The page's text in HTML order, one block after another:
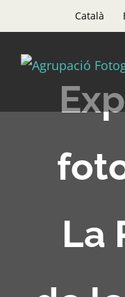
to
content
Català
La